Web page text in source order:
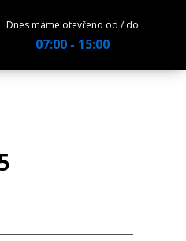
Dnes máme otevřeno od / do
07:00 - 15:00